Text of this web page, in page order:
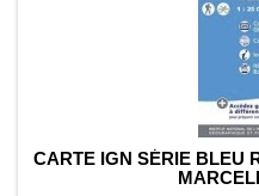
CARTE IGN SÉRIE BLEU